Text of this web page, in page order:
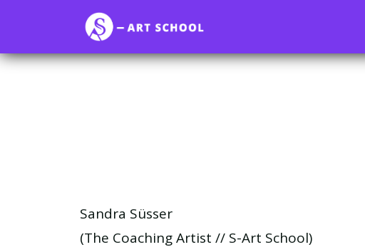
Sandra Süsser
(The Coaching Artist // S-Art School)